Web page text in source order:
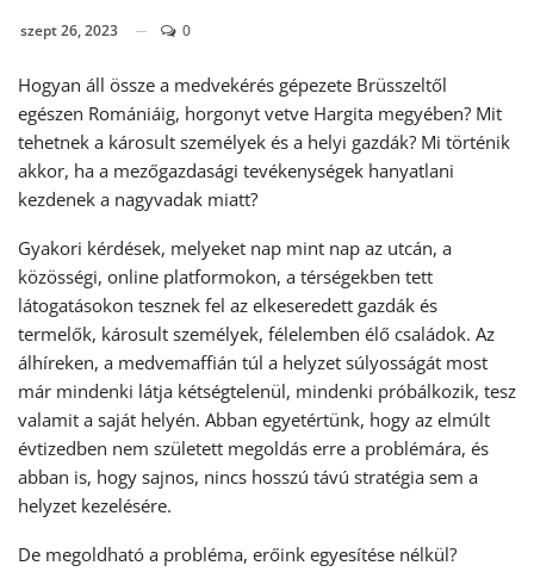
szept 26, 2023 0
Hogyan áll össze a medvekérés gépezete Brüsszeltől
egészen Romániáig, horgonyt vetve Hargita megyében? Mit
tehetnek a károsult személyek és a helyi gazdák? Mi történik
akkor, ha a mezőgazdasági tevékenységek hanyatlani
kezdenek a nagyvadak miatt?
Gyakori kérdések, melyeket nap mint nap az utcán, a
közösségi, online platformokon, a térségekben tett
látogatásokon tesznek fel az elkeseredett gazdák és
termelők, károsult személyek, félelemben élő családok. Az
álhíreken, a medvemaffián túl a helyzet súlyosságát most
már mindenki látja kétségtelenül, mindenki próbálkozik, tesz
valamit a saját helyén. Abban egyetértünk, hogy az elmúlt
évtizedben nem született megoldás erre a problémára, és
abban is, hogy sajnos, nincs hosszú távú stratégia sem a
helyzet kezelésére.
De megoldható a probléma, erőink egyesítése nélkül?